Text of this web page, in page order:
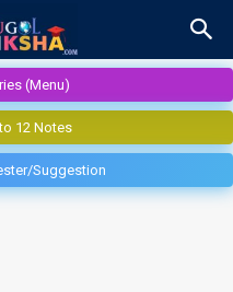
(Menu)
12 Notes
Suggestion